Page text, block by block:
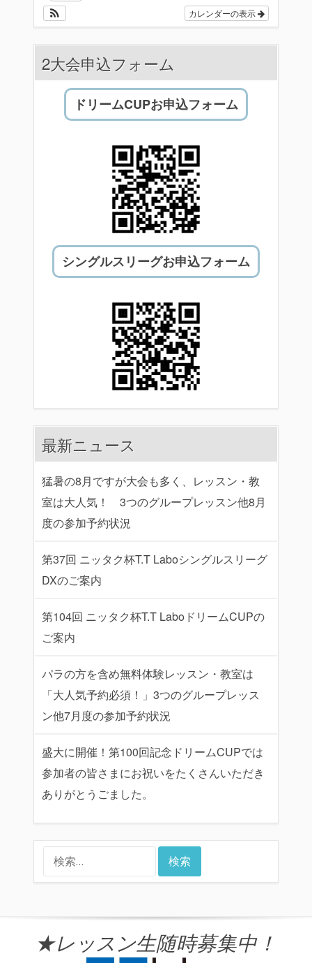
カレンダーの表示
2大会申込フォーム
ドリームCUPお申込フォーム
シングルスリーグお申込フォーム
最新ニュース
猛暑の8月ですが大会も多く、レッスン・教
室は大人気！ 3つのグループレッスン他8月
度の参加予約状況
第37回 ニッタク杯T.T Laboシングルスリーグ
DXのご案内
第104回 ニッタク杯T.T LaboドリームCUPの
ご案内
パラの方を含め無料体験レッスン・教室は
「大人気予約必須！」3つのグループレッス
ン他7月度の参加予約状況
盛大に開催！第100回記念ドリームCUPでは
参加者の皆さまにお祝いをたくさんいただき
ありがとうごました。
索:
★レッスン生随時募集中！